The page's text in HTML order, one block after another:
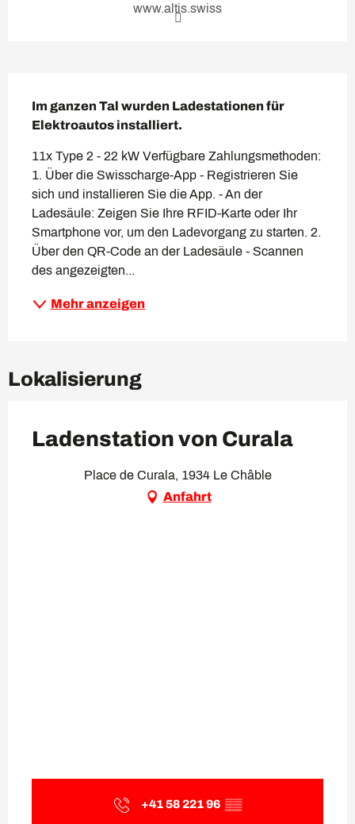
www.altis.swiss
Im ganzen Tal wurden Ladestationen für
Elektroautos installiert.
11x Type 2 - 22 kW Verfügbare Zahlungsmethoden:
1. Über die Swisscharge-App - Registrieren Sie
sich und installieren Sie die App. - An der
Ladesäule: Zeigen Sie Ihre RFID-Karte oder Ihr
Smartphone vor, um den Ladevorgang zu starten. 2.
Über den QR-Code an der Ladesäule - Scannen
des angezeigten...
Mehr anzeigen
Lokalisierung
Ladenstation von Curala
Place de Curala, 1934 Le Châble
Anfahrt
+41 58 221 96 ▒▒